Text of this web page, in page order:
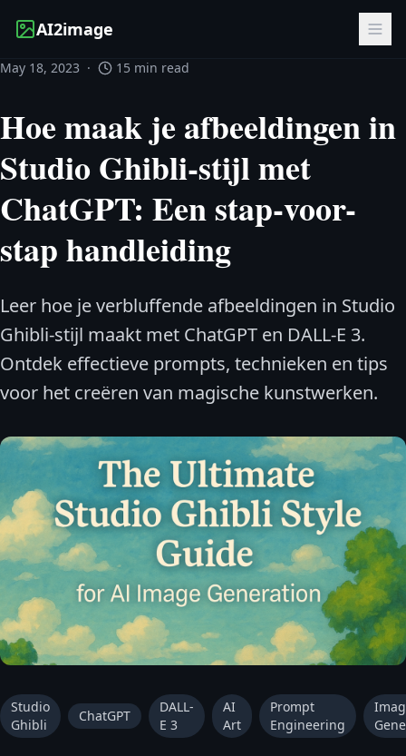
AI2image
May 18, 2023 · 15 min read
Hoe maak je afbeeldingen in
Studio Ghibli-stijl met
ChatGPT: Een stap-voor-
stap handleiding
Leer hoe je verbluffende afbeeldingen in Studio
Ghibli-stijl maakt met ChatGPT en DALL-E 3.
Ontdek effectieve prompts, technieken en tips
voor het creëren van magische kunstwerken.
Studio
Ghibli
ChatGPT
DALL-
E 3
AI
Art
Prompt
Engineering